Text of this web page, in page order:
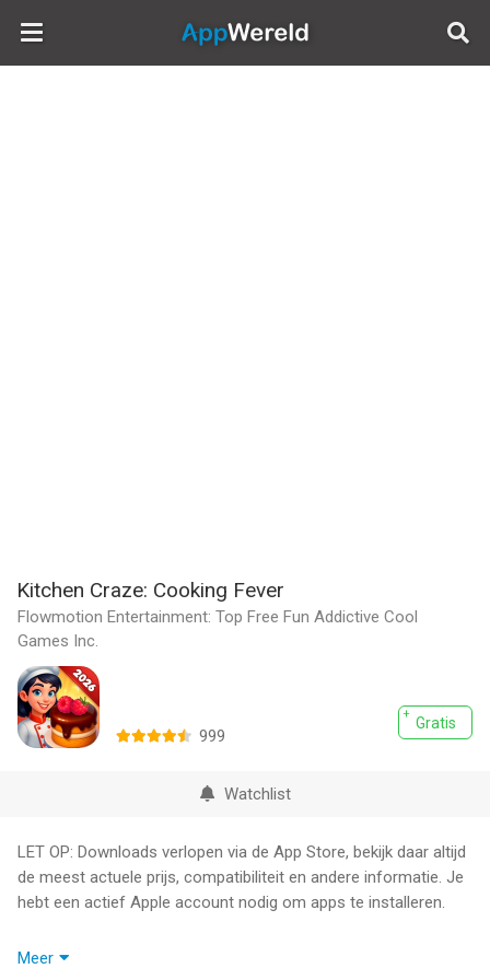
AppWereld
Kitchen Craze: Cooking Fever
Flowmotion Entertainment: Top Free Fun Addictive Cool
Games Inc.
Gratis
999
Watchlist
LET OP: Downloads verlopen via de App Store, bekijk daar altijd
de meest actuele prijs, compatibiliteit en andere informatie. Je
hebt een actief Apple account nodig om apps te installeren.
Cook and serve delicious food around the world in a time
Meer